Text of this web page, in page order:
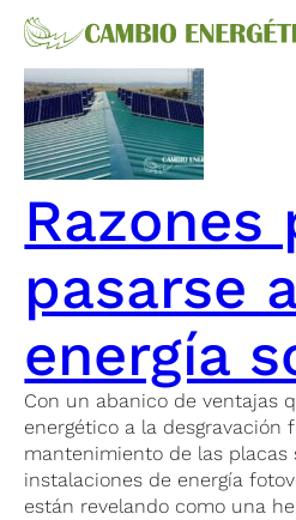
Razones
pasarse
energía
Con un abanico de ventajas
energético a la desgravación
mantenimiento de las placas
instalaciones de energía
están revelando como una